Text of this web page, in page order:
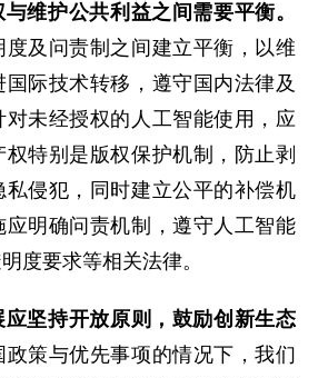
维护公共利益之间需要平衡。
及问责制之间建立平衡，以维
际技术转移，遵守国内法律及
未经授权的人工智能使用，应
特别是版权保护机制，防止剥
侵犯，同时建立公平的补偿机
明确问责机制，遵守人工智能
度要求等相关法律。
应坚持开放原则，鼓励创新生态
政策与优先事项的情况下，我们